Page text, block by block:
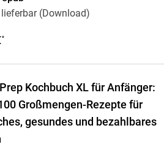
(Download)
*
Kochbuch XL für Anfänger:
Großmengen-Rezepte für
gesundes und bezahlbares